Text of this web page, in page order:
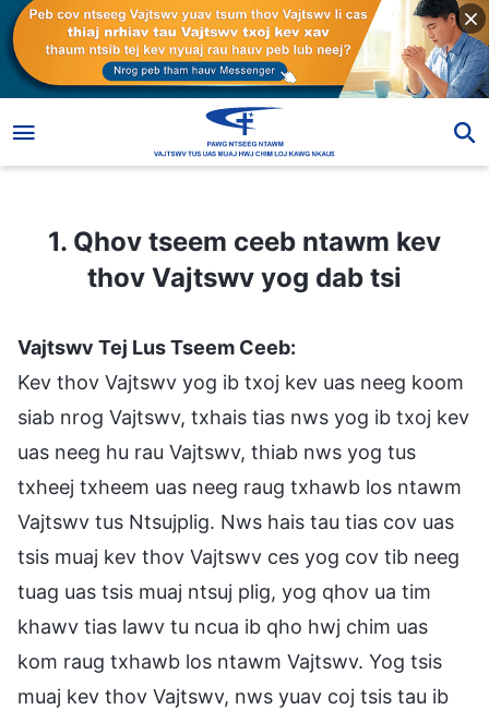
1. Qhov tseem ceeb ntawm kev
thov Vajtswv yog dab tsi
Vajtswv Tej Lus Tseem Ceeb:
Kev thov Vajtswv yog ib txoj kev uas neeg koom
siab nrog Vajtswv, txhais tias nws yog ib txoj kev
uas neeg hu rau Vajtswv, thiab nws yog tus
txheej txheem uas neeg raug txhawb los ntawm
Vajtswv tus Ntsujplig. Nws hais tau tias cov uas
tsis muaj kev thov Vajtswv ces yog cov tib neeg
tuag uas tsis muaj ntsuj plig, yog qhov ua tim
khawv tias lawv tu ncua ib qho hwj chim uas
kom raug txhawb los ntawm Vajtswv. Yog tsis
muaj kev thov Vajtswv, nws yuav coj tsis tau ib